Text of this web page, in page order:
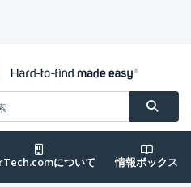
について 情報ボックス